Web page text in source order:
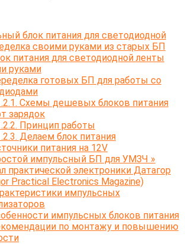
блок питания для светодиодной
своими руками из старых БП
питания для светодиодной ленты
руками
готовых БП для работы со
Схемы дешевых блоков питания
зарядок
Принцип работы
Делаем блок питания
питания на 12V
импульсный БП для УМЗЧ »
практической электроники Датагор
Practical Electronics Magazine)
импульсных
импульсных блоков питания
по монтажу и повышению